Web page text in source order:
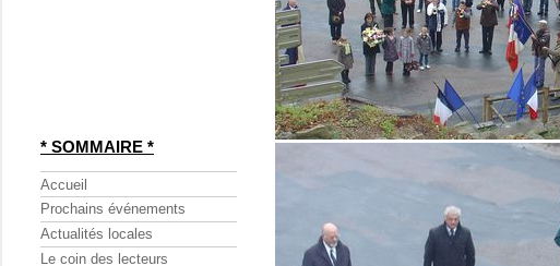
* SOMMAIRE *
Accueil
Prochains événements
Actualités locales
Le coin des lecteurs